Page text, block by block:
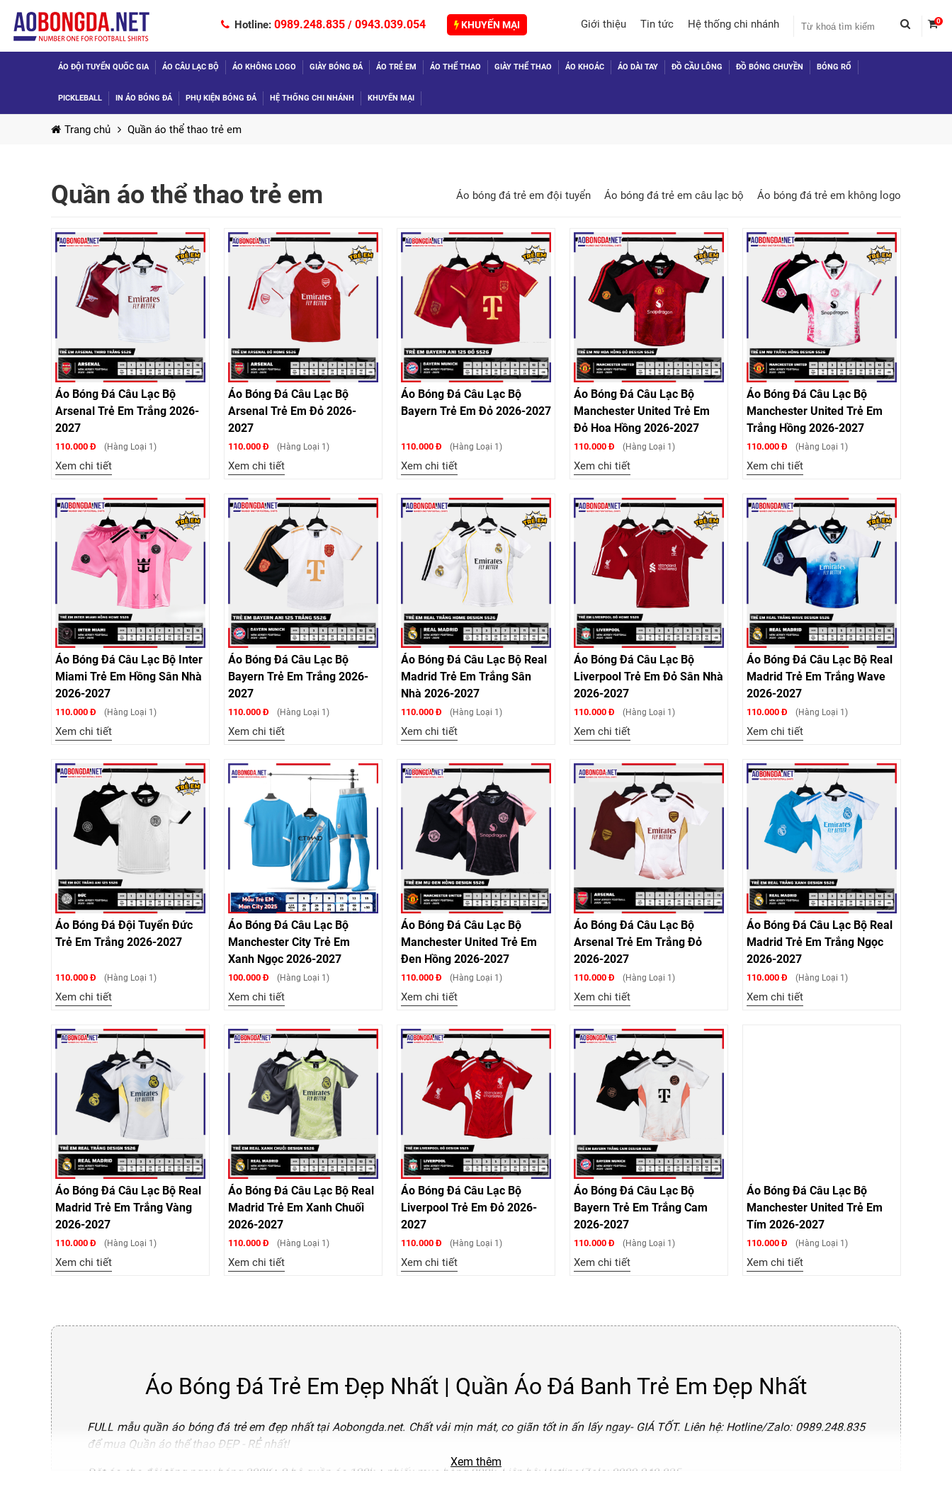
Hotline: 0989.248.835 / 0943.039.054 KHUYẾN MẠI Giới thiệu Tin tức Hệ thống chi nhánh 0
ÁO ĐỘI TUYỂN QUỐC GIA ÁO CÂU LẠC BỘ ÁO KHÔNG LOGO GIÀY BÓNG ĐÁ ÁO TRẺ EM ÁO THỂ THAO GIÀY THỂ THAO ÁO KHOÁC ÁO DÀI TAY ĐỒ CẦU LÔNG ĐỒ BÓNG CHUYỀN BÓNG RỔ
PICKLEBALL IN ÁO BÓNG ĐÁ PHỤ KIỆN BÓNG ĐÁ HỆ THỐNG CHI NHÁNH KHUYẾN MẠI
TIẾP TỤC MUA HÀNG
Trang chủ Quần áo thể thao trẻ em
Quần áo thể thao trẻ em Áo bóng đá trẻ em đội tuyển Áo bóng đá trẻ em câu lạc bộ Áo bóng đá trẻ em không logo
Áo Bóng Đá Câu Lạc Bộ
Arsenal Trẻ Em Trắng 2026-
2027
110.000 Đ (Hàng Loại 1)
Xem chi tiết
Áo Bóng Đá Câu Lạc Bộ
Arsenal Trẻ Em Đỏ 2026-
2027
110.000 Đ (Hàng Loại 1)
Xem chi tiết
Áo Bóng Đá Câu Lạc Bộ
Bayern Trẻ Em Đỏ 2026-2027
110.000 Đ (Hàng Loại 1)
Xem chi tiết
Áo Bóng Đá Câu Lạc Bộ
Manchester United Trẻ Em
Đỏ Hoa Hồng 2026-2027
110.000 Đ (Hàng Loại 1)
Xem chi tiết
Áo Bóng Đá Câu Lạc Bộ
Manchester United Trẻ Em
Trắng Hồng 2026-2027
110.000 Đ (Hàng Loại 1)
Xem chi tiết
Áo Bóng Đá Câu Lạc Bộ Inter
Miami Trẻ Em Hồng Sân Nhà
2026-2027
110.000 Đ (Hàng Loại 1)
Xem chi tiết
Áo Bóng Đá Câu Lạc Bộ
Bayern Trẻ Em Trắng 2026-
2027
110.000 Đ (Hàng Loại 1)
Xem chi tiết
Áo Bóng Đá Câu Lạc Bộ Real
Madrid Trẻ Em Trắng Sân
Nhà 2026-2027
110.000 Đ (Hàng Loại 1)
Xem chi tiết
Áo Bóng Đá Câu Lạc Bộ
Liverpool Trẻ Em Đỏ Sân Nhà
2026-2027
110.000 Đ (Hàng Loại 1)
Xem chi tiết
Áo Bóng Đá Câu Lạc Bộ Real
Madrid Trẻ Em Trắng Wave
2026-2027
110.000 Đ (Hàng Loại 1)
Xem chi tiết
Áo Bóng Đá Đội Tuyển Đức
Trẻ Em Trắng 2026-2027
110.000 Đ (Hàng Loại 1)
Xem chi tiết
Áo Bóng Đá Câu Lạc Bộ
Manchester City Trẻ Em
Xanh Ngọc 2026-2027
100.000 Đ (Hàng Loại 1)
Xem chi tiết
Áo Bóng Đá Câu Lạc Bộ
Manchester United Trẻ Em
Đen Hồng 2026-2027
110.000 Đ (Hàng Loại 1)
Xem chi tiết
Áo Bóng Đá Câu Lạc Bộ
Arsenal Trẻ Em Trắng Đỏ
2026-2027
110.000 Đ (Hàng Loại 1)
Xem chi tiết
Áo Bóng Đá Câu Lạc Bộ Real
Madrid Trẻ Em Trắng Ngọc
2026-2027
110.000 Đ (Hàng Loại 1)
Xem chi tiết
Áo Bóng Đá Câu Lạc Bộ Real
Madrid Trẻ Em Trắng Vàng
2026-2027
110.000 Đ (Hàng Loại 1)
Xem chi tiết
Áo Bóng Đá Câu Lạc Bộ Real
Madrid Trẻ Em Xanh Chuối
2026-2027
110.000 Đ (Hàng Loại 1)
Xem chi tiết
Áo Bóng Đá Câu Lạc Bộ
Liverpool Trẻ Em Đỏ 2026-
2027
110.000 Đ (Hàng Loại 1)
Xem chi tiết
Áo Bóng Đá Câu Lạc Bộ
Bayern Trẻ Em Trắng Cam
2026-2027
110.000 Đ (Hàng Loại 1)
Xem chi tiết
Áo Bóng Đá Câu Lạc Bộ
Manchester United Trẻ Em
Tím 2026-2027
110.000 Đ (Hàng Loại 1)
Xem chi tiết
Áo Bóng Đá Trẻ Em Đẹp Nhất | Quần Áo Đá Banh Trẻ Em Đẹp Nhất
FULL mẫu quần áo bóng đá trẻ em đẹp nhất tại Aobongda.net. Chất vải mịn mát, co giãn tốt in ấn lấy ngay- GIÁ TỐT. Liên hệ: Hotline/Zalo: 0989.248.835
để mua Quần áo thể thao ĐẸP - RẺ nhất!
Đặt áo cho đội tặng ngay bóng 300K+ 2 bộ quần áo 120k + phiếu mua hàng 200k. Liên hệ: Hotline/Zalo: 0989.248.835
Xem thêm